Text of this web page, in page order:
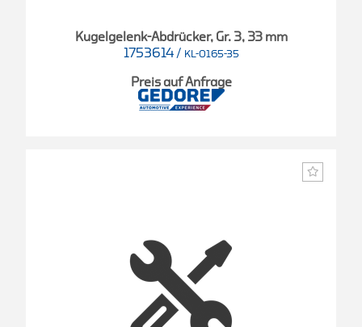
Kugelgelenk-Abdrücker, Gr. 3, 33 mm
1753614 / KL-0165-35
Preis auf Anfrage